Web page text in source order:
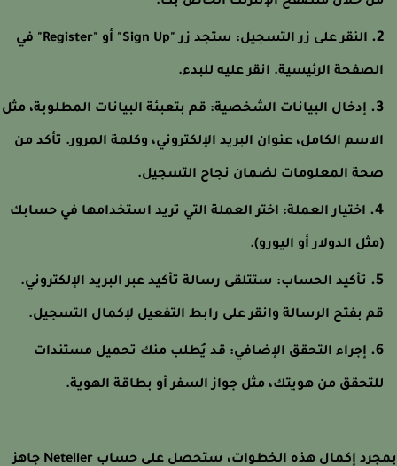
النقر على زر التسجيل: ستجد زر "Sign Up" أو "Register" في
الرئيسية. انقر عليه للبدء.
إدخال البيانات الشخصية: قم بتعبئة البيانات المطلوبة، مثل
الكامل، عنوان البريد الإلكتروني، وكلمة المرور. تأكد من
المعلومات لضمان نجاح التسجيل.
اختيار العملة: اختر العملة التي تريد استخدامها في حسابك
الدولار أو اليورو).
تأكيد الحساب: ستتلقى رسالة تأكيد عبر البريد الإلكتروني.
بفتح الرسالة وانقر على رابط التفعيل لإكمال التسجيل.
إجراء التحقق الإضافي: قد يُطلب منك تحميل مستندات
من هويتك، مثل جواز السفر أو بطاقة الهوية.
بمجرد إكمال هذه الخطوات، ستحصل على حساب Neteller جاهز